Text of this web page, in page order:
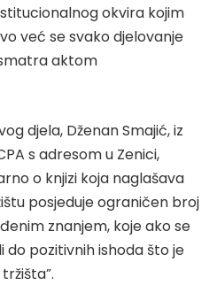
okvira kojim
već se svako djelovanje
aktom
djela, Dženan Smajić, iz
s adresom u Zenici,
o knjizi koja naglašava
posjeduje ograničen broj
znanjem, koje ako se
do pozitivnih ishoda što je